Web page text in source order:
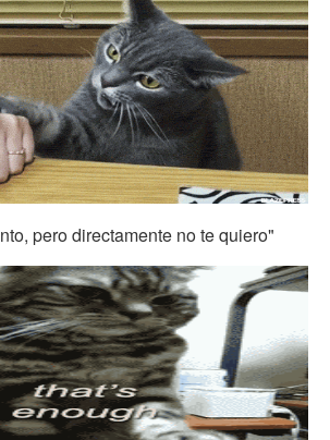
pero directamente no te quiero"